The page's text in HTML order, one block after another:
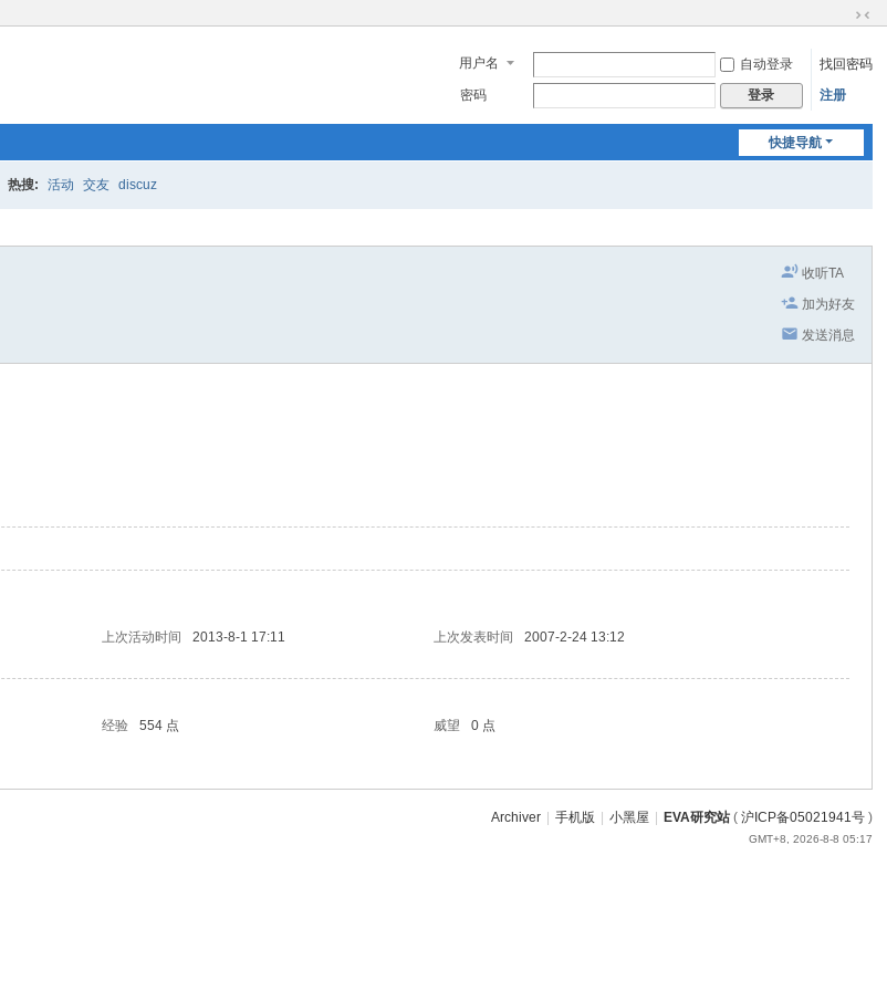
换
到
用户名 自动登录
找回密码
密码
登录 注册
快捷导航
热搜: 活动 交友 discuz
收听TA
加为好友
发送消息
上次活动时间 2013-8-1 17:11 上次发表时间
2007-2-24 13:12
经验 554 点 威望
0 点
Archiver 手机版 小黑屋 EVA研究站( 沪ICP备05021941号)
GMT+8, 2026-8-8 05:17